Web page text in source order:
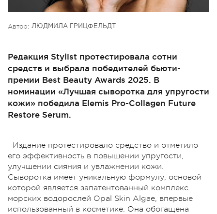
Автор: ЛЮДМИЛА ГРИЦФЕЛЬДТ
Редакция Stylist протестировала сотни
средств и выбрала победителей бьюти-
премии Best Beauty Awards 2025. В
номинации «Лучшая сыворотка для упругости
кожи» победила Elemis Pro-Collagen Future
Restore Serum.
Издание протестировало средство и отметило
его эффективность в повышении упругости,
улучшении сияния и увлажнении кожи.
Сыворотка имеет уникальную формулу, основой
которой является запатентованный комплекс
морских водорослей Opal Skin Algae, впервые
использованный в косметике. Она обогащена